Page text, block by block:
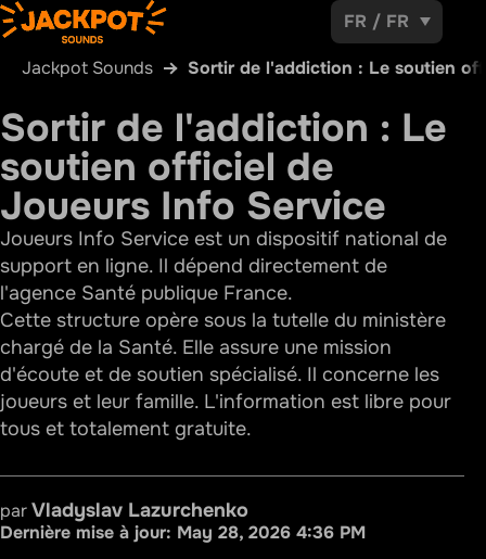
FR / FR
Jackpot Sounds Sortir de l'addiction : Le soutien
Sortir de l'addiction : Le
soutien officiel de
Joueurs Info Service
Joueurs Info Service est un dispositif national de
support en ligne. Il dépend directement de
l'agence Santé publique France.
Cette structure opère sous la tutelle du ministère
chargé de la Santé. Elle assure une mission
d'écoute et de soutien spécialisé. Il concerne les
joueurs et leur famille. L'information est libre pour
tous et totalement gratuite.
parVladyslav Lazurchenko
Dernière mise à jour: May 28, 2026 4:36 PM